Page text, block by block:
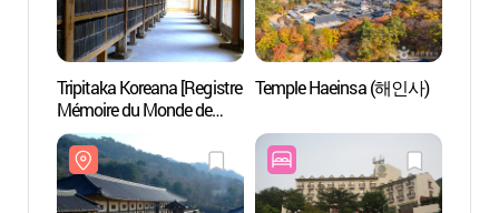
Tripitaka Koreana [Registre
Mémoire du Monde de
l'UNESCO]
Temple Haeinsa (해인사)